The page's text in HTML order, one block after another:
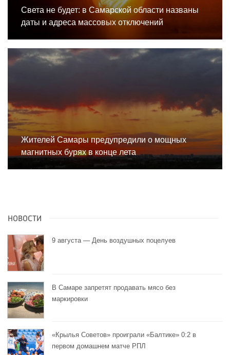
Света не будет: в Самарской области названы
даты и адреса массовых отключений
Жителей Самары предупредили о мощных
магнитных бурях в конце лета
НОВОСТИ
9 августа — День воздушных поцелуев
В Самаре запретят продавать мясо без
маркировки
«Крылья Советов» проиграли «Балтике» 0:2 в
первом домашнем матче РПЛ